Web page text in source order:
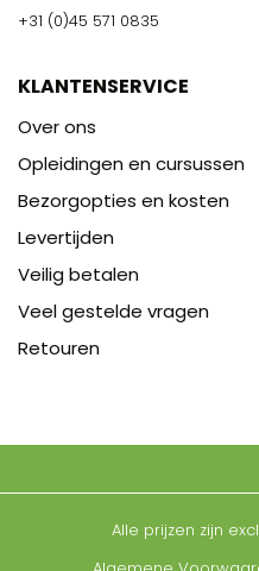
+31 (0)45 571 0835
KLANTENSERVICE
Over ons
Opleidingen en cursussen
Bezorgopties en kosten
Levertijden
Veilig betalen
Veel gestelde vragen
Retouren
Alle prijzen zijn